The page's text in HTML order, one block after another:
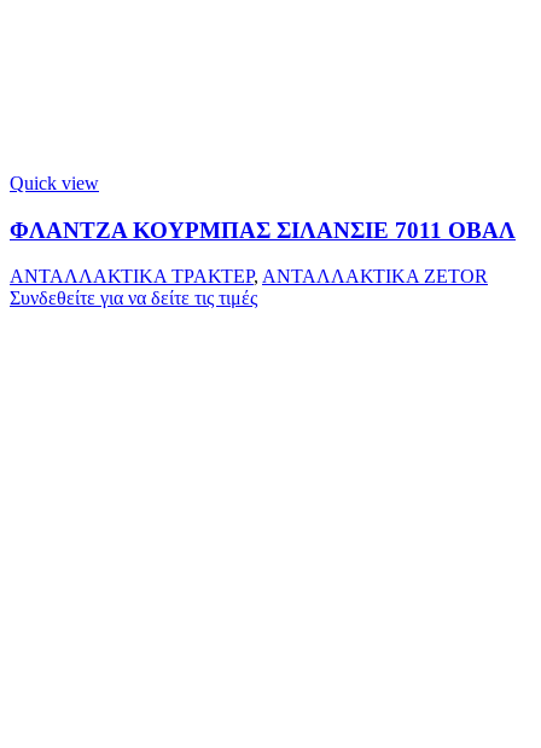
Quick view
ΦΛΑΝΤΖΑ ΚΟΥΡΜΠΑΣ ΣΙΛΑΝΣΙΕ 7011 ΟΒΑΛ
ΑΝΤΑΛΛΑΚΤΙΚΑ ΤΡΑΚΤΕΡ, ΑΝΤΑΛΛΑΚΤΙΚΑ ZETOR
Συνδεθείτε για να δείτε τις τιμές